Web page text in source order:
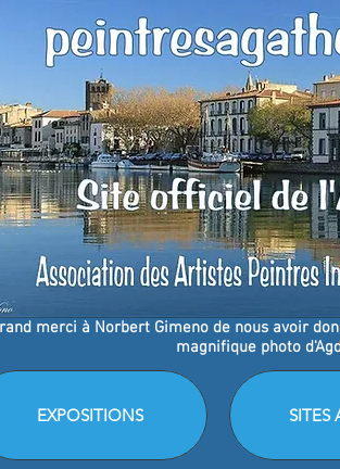
merci à Norbert Gimeno de nous avoir
magnifique photo
EXPOSITIONS SITES